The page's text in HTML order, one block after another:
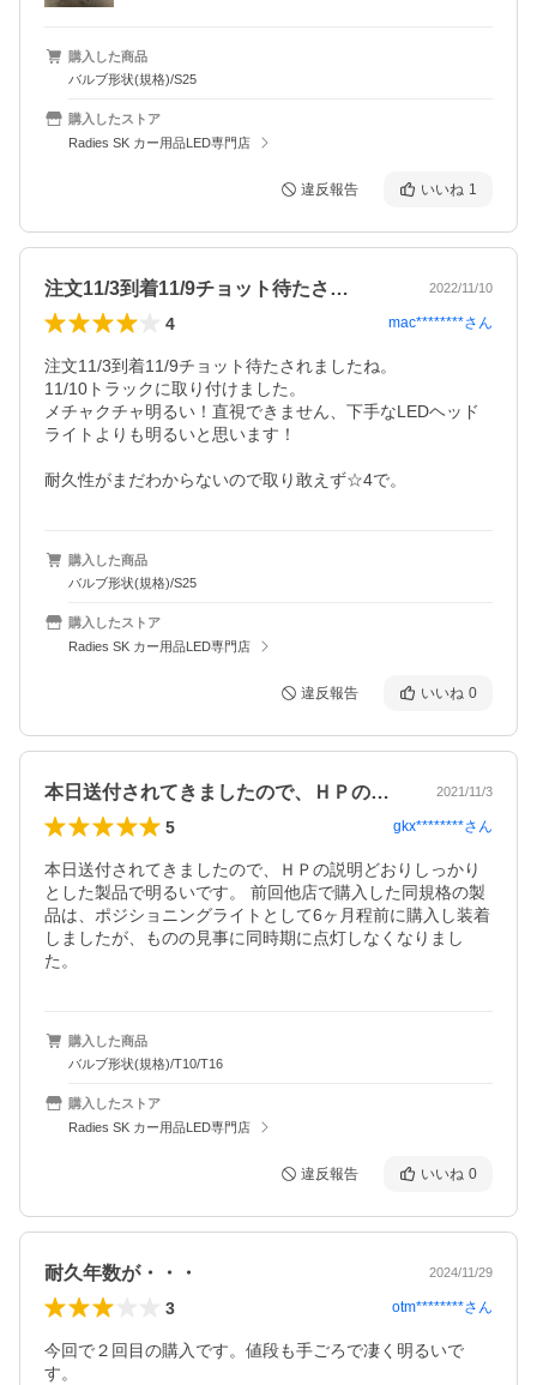
購入した商品
バルブ形状(規格)/S25
購入したストア
Radies SK カー用品LED専門店
違反報告 いいね 1
注文11/3到着11/9チョット待たさ… 2022/11/10
4 mac********さん
注文11/3到着11/9チョット待たされましたね。
11/10トラックに取り付けました。
メチャクチャ明るい！直視できません、下手なLEDヘッド
ライトよりも明るいと思います！
購入した商品
バルブ形状(規格)/S25
購入したストア
Radies SK カー用品LED専門店
違反報告 いいね 0
本日送付されてきましたので、ＨＰの説明… 2021/11/3
5 gkx********さん
本日送付されてきましたので、ＨＰの説明どおりしっかり
とした製品で明るいです。 前回他店で購入した同規格の製
品は、ポジショニングライトとして6ヶ月程前に購入し装着
しましたが、ものの見事に同時期に点灯しなくなりまし
た。
購入した商品
バルブ形状(規格)/T10/T16
購入したストア
Radies SK カー用品LED専門店
違反報告 いいね 0
耐久年数が・・・ 2024/11/29
3 otm********さん
今回で２回目の購入です。値段も手ごろで凄く明るいで
す。